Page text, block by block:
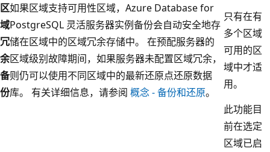
区
域
冗
余
备
份
如果区域支持可用性区域，Azure Database for
PostgreSQL 灵活服务器实例备份会自动安全地存
储在区域中的区域冗余存储中。 在预配服务器的
区域级别故障期间，如果服务器未配置区域冗余，
则仍可以使用不同区域中的最新还原点还原数据
库。 有关详细信息，请参阅 概念 - 备份和还原。
只有在有
多个区域
可用的区
域中才适
用。
此功能目
前在选定
区域已启